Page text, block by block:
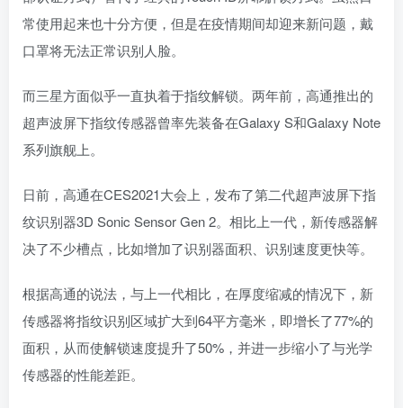
常使用起来也十分方便，但是在疫情期间却迎来新问题，戴
口罩将无法正常识别人脸。
而三星方面似乎一直执着于指纹解锁。两年前，高通推出的
超声波屏下指纹传感器曾率先装备在Galaxy S和Galaxy Note
系列旗舰上。
日前，高通在CES2021大会上，发布了第二代超声波屏下指
纹识别器3D Sonic Sensor Gen 2。相比上一代，新传感器解
决了不少槽点，比如增加了识别器面积、识别速度更快等。
根据高通的说法，与上一代相比，在厚度缩减的情况下，新
传感器将指纹识别区域扩大到64平方毫米，即增长了77%的
面积，从而使解锁速度提升了50%，并进一步缩小了与光学
传感器的性能差距。